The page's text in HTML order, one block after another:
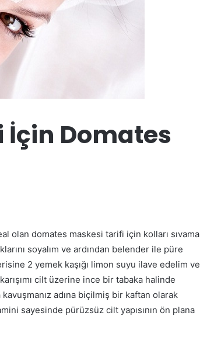
İçin Domates
olan domates maskesi tarifi için kolları sıvama
soyalım ve ardından belender ile püre
2 yemek kaşığı limon suyu ilave edelim ve
cilt üzerine ince bir tabaka halinde
adına biçilmiş bir kaftan olarak
sayesinde pürüzsüz cilt yapısının ön plana